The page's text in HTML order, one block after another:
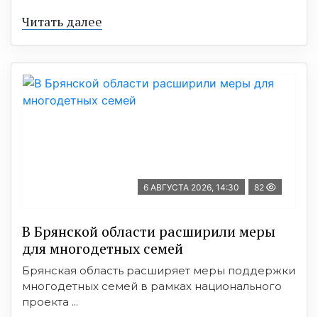
Читать далее
6 АВГУСТА 2026, 14:30 82
В Брянской области расширили меры
для многодетных семей
Брянская область расширяет меры поддержки
многодетных семей в рамках национального
проекта ...